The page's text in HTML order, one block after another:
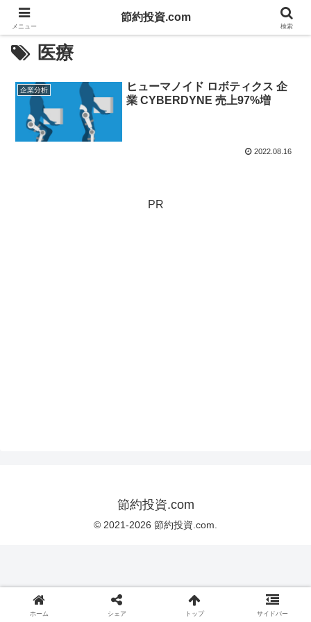
医療
企業分析
ヒューマノイド ロボティクス 企
業 CYBERDYNE 売上97%増
2022.08.16
PR
節約投資.com
© 2021-2026 節約投資.com.
メニュー
節約投資.com
検索
ホーム シェア トップ サイドバー